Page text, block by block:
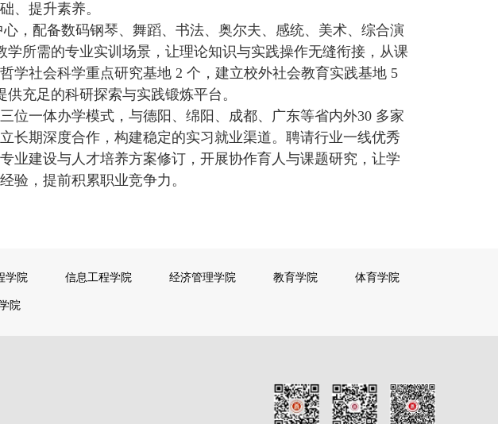
、提升素养。
，配备数码钢琴、舞蹈、书法、奥尔夫、感统、美术、综合演
所需的专业实训场景，让理论知识与实践操作无缝衔接，从课
学社会科学重点研究基地 2 个，建立校外社会教育实践基地 5
充足的科研探索与实践锻炼平台。
一体办学模式，与德阳、绵阳、成都、广东等省内外30 多家
长期深度合作，构建稳定的实习就业渠道。聘请行业一线优秀
业建设与人才培养方案修订，开展协作育人与课题研究，让学
验，提前积累职业竞争力。
学院 信息工程学院 经济管理学院 教育学院
体育学院
院